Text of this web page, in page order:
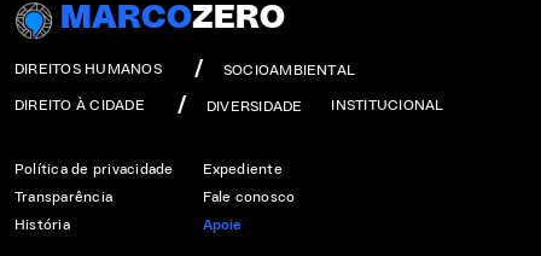
MARCOZERO
DIREITOS HUMANOS SOCIOAMBIENTAL
DIREITO À CIDADE DIVERSIDADE INSTITUCIONAL
Política de privacidade
Transparência
História
Expediente
Fale conosco
Apoie